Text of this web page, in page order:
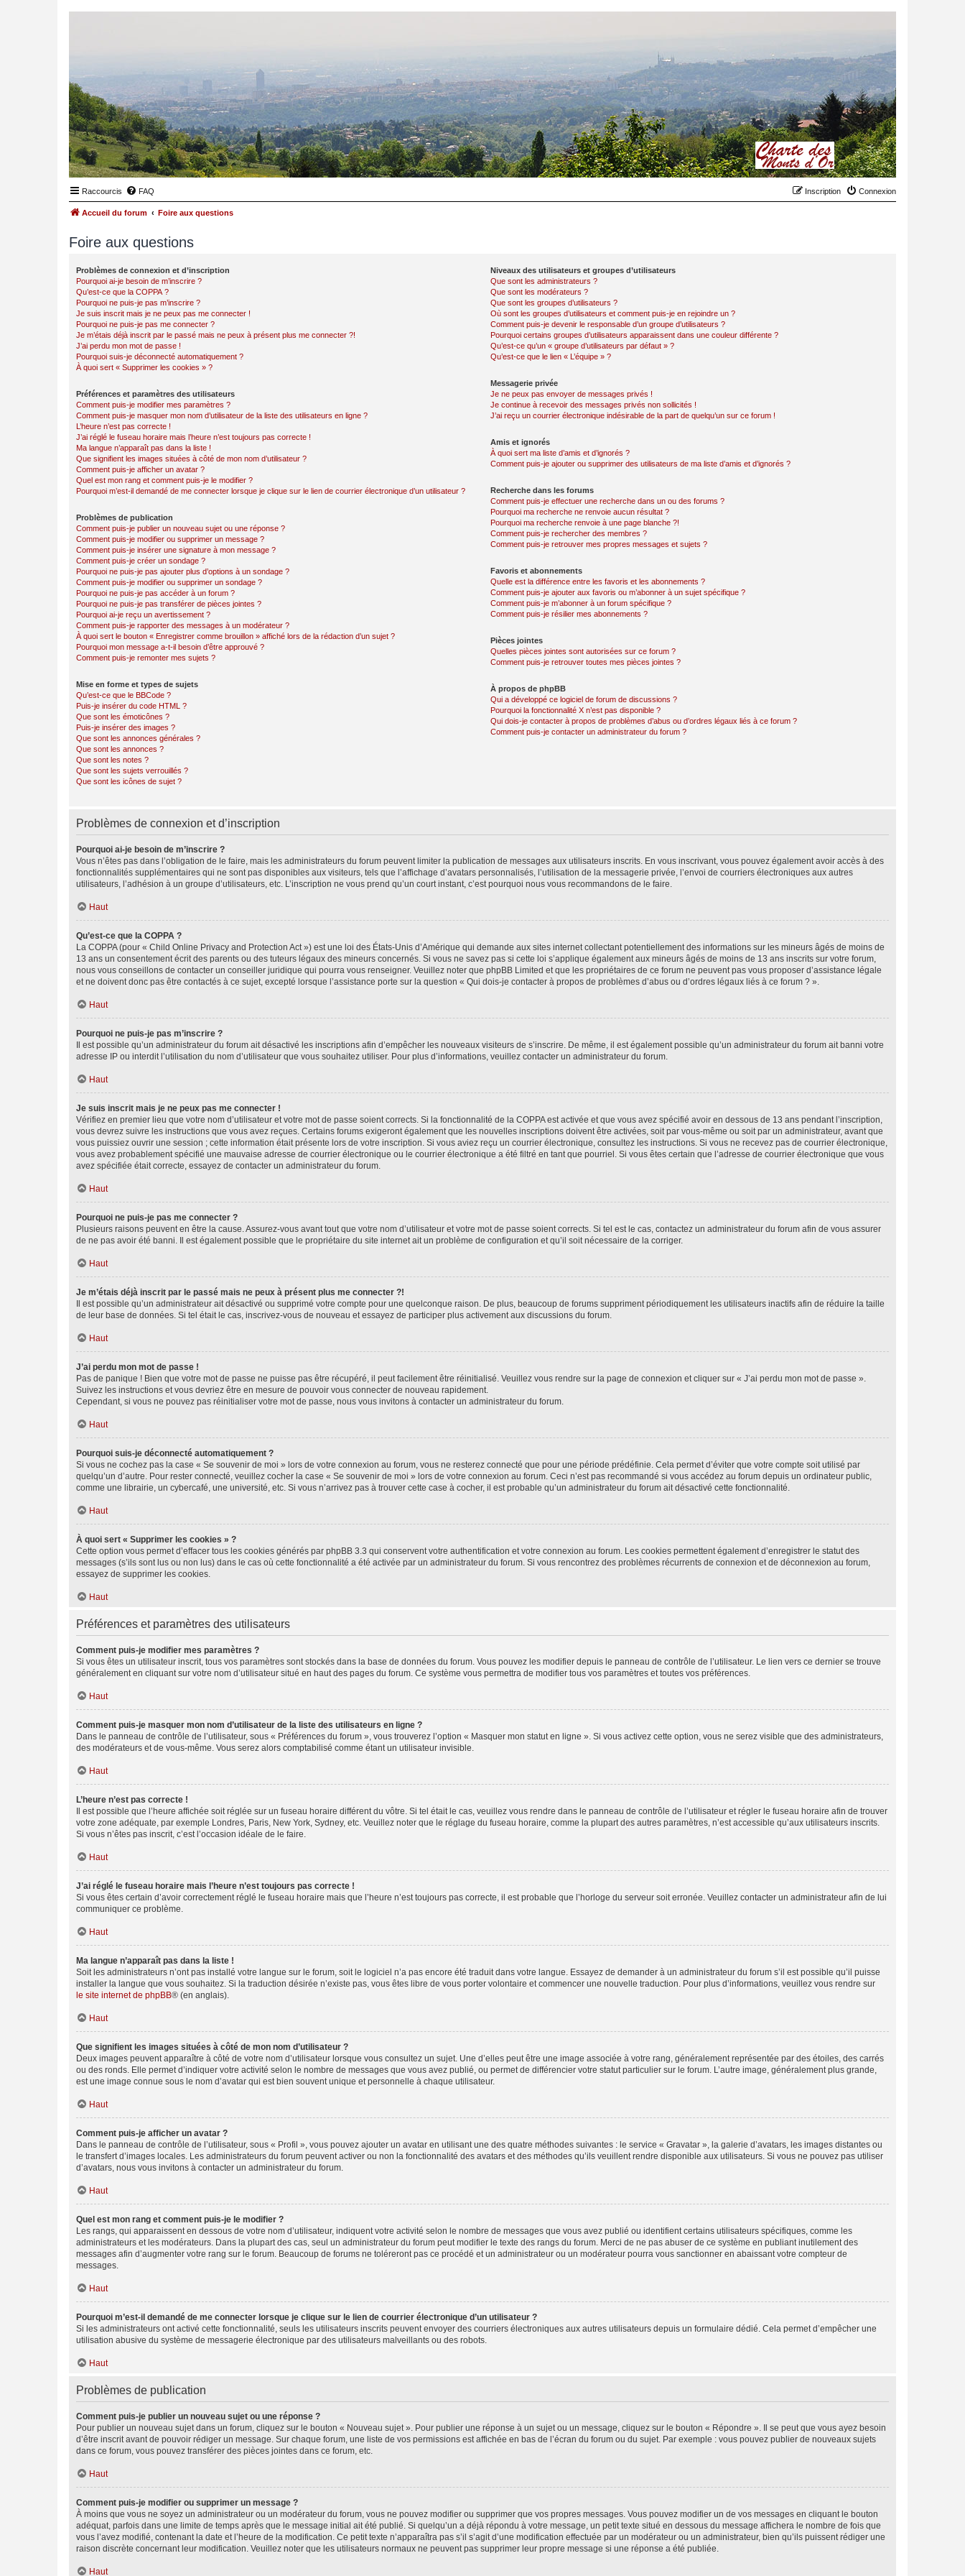
Raccourcis FAQ Connexion
Inscription
Accueil du forum Foire aux questions
Foire aux questions
Problèmes de connexion et d’inscription
Pourquoi ai-je besoin de m’inscrire ?
Qu’est-ce que la COPPA ?
Pourquoi ne puis-je pas m’inscrire ?
Je suis inscrit mais je ne peux pas me connecter !
Pourquoi ne puis-je pas me connecter ?
Je m’étais déjà inscrit par le passé mais ne peux à présent plus me connecter ?!
J’ai perdu mon mot de passe !
Pourquoi suis-je déconnecté automatiquement ?
À quoi sert « Supprimer les cookies » ?
Préférences et paramètres des utilisateurs
Comment puis-je modifier mes paramètres ?
Comment puis-je masquer mon nom d’utilisateur de la liste des utilisateurs en ligne ?
L’heure n’est pas correcte !
J’ai réglé le fuseau horaire mais l’heure n’est toujours pas correcte !
Ma langue n’apparaît pas dans la liste !
Que signifient les images situées à côté de mon nom d’utilisateur ?
Comment puis-je afficher un avatar ?
Quel est mon rang et comment puis-je le modifier ?
Pourquoi m’est-il demandé de me connecter lorsque je clique sur le lien de courrier électronique d’un utilisateur ?
Problèmes de publication
Comment puis-je publier un nouveau sujet ou une réponse ?
Comment puis-je modifier ou supprimer un message ?
Comment puis-je insérer une signature à mon message ?
Comment puis-je créer un sondage ?
Pourquoi ne puis-je pas ajouter plus d’options à un sondage ?
Comment puis-je modifier ou supprimer un sondage ?
Pourquoi ne puis-je pas accéder à un forum ?
Pourquoi ne puis-je pas transférer de pièces jointes ?
Pourquoi ai-je reçu un avertissement ?
Comment puis-je rapporter des messages à un modérateur ?
À quoi sert le bouton « Enregistrer comme brouillon » affiché lors de la rédaction d’un sujet ?
Pourquoi mon message a-t-il besoin d’être approuvé ?
Comment puis-je remonter mes sujets ?
Mise en forme et types de sujets
Qu’est-ce que le BBCode ?
Puis-je insérer du code HTML ?
Que sont les émoticônes ?
Puis-je insérer des images ?
Que sont les annonces générales ?
Que sont les annonces ?
Que sont les notes ?
Que sont les sujets verrouillés ?
Que sont les icônes de sujet ?
Niveaux des utilisateurs et groupes d’utilisateurs
Que sont les administrateurs ?
Que sont les modérateurs ?
Que sont les groupes d’utilisateurs ?
Où sont les groupes d’utilisateurs et comment puis-je en rejoindre un ?
Comment puis-je devenir le responsable d’un groupe d’utilisateurs ?
Pourquoi certains groupes d’utilisateurs apparaissent dans une couleur différente ?
Qu’est-ce qu’un « groupe d’utilisateurs par défaut » ?
Qu’est-ce que le lien « L’équipe » ?
Messagerie privée
Je ne peux pas envoyer de messages privés !
Je continue à recevoir des messages privés non sollicités !
J’ai reçu un courrier électronique indésirable de la part de quelqu’un sur ce forum !
Amis et ignorés
À quoi sert ma liste d’amis et d’ignorés ?
Comment puis-je ajouter ou supprimer des utilisateurs de ma liste d’amis et d’ignorés ?
Recherche dans les forums
Comment puis-je effectuer une recherche dans un ou des forums ?
Pourquoi ma recherche ne renvoie aucun résultat ?
Pourquoi ma recherche renvoie à une page blanche ?!
Comment puis-je rechercher des membres ?
Comment puis-je retrouver mes propres messages et sujets ?
Favoris et abonnements
Quelle est la différence entre les favoris et les abonnements ?
Comment puis-je ajouter aux favoris ou m’abonner à un sujet spécifique ?
Comment puis-je m’abonner à un forum spécifique ?
Comment puis-je résilier mes abonnements ?
Pièces jointes
Quelles pièces jointes sont autorisées sur ce forum ?
Comment puis-je retrouver toutes mes pièces jointes ?
À propos de phpBB
Qui a développé ce logiciel de forum de discussions ?
Pourquoi la fonctionnalité X n’est pas disponible ?
Qui dois-je contacter à propos de problèmes d’abus ou d’ordres légaux liés à ce forum ?
Comment puis-je contacter un administrateur du forum ?
Problèmes de connexion et d’inscription
Pourquoi ai-je besoin de m’inscrire ?
Vous n’êtes pas dans l’obligation de le faire, mais les administrateurs du forum peuvent limiter la publication de messages aux utilisateurs inscrits. En vous inscrivant, vous pouvez également avoir accès à des
fonctionnalités supplémentaires qui ne sont pas disponibles aux visiteurs, tels que l’affichage d’avatars personnalisés, l’utilisation de la messagerie privée, l’envoi de courriers électroniques aux autres
utilisateurs, l’adhésion à un groupe d’utilisateurs, etc. L’inscription ne vous prend qu’un court instant, c’est pourquoi nous vous recommandons de le faire.
Haut
Qu’est-ce que la COPPA ?
La COPPA (pour « Child Online Privacy and Protection Act ») est une loi des États-Unis d’Amérique qui demande aux sites internet collectant potentiellement des informations sur les mineurs âgés de moins de
13 ans un consentement écrit des parents ou des tuteurs légaux des mineurs concernés. Si vous ne savez pas si cette loi s’applique également aux mineurs âgés de moins de 13 ans inscrits sur votre forum,
nous vous conseillons de contacter un conseiller juridique qui pourra vous renseigner. Veuillez noter que phpBB Limited et que les propriétaires de ce forum ne peuvent pas vous proposer d’assistance légale
et ne doivent donc pas être contactés à ce sujet, excepté lorsque l’assistance porte sur la question « Qui dois-je contacter à propos de problèmes d’abus ou d’ordres légaux liés à ce forum ? ».
Haut
Pourquoi ne puis-je pas m’inscrire ?
Il est possible qu’un administrateur du forum ait désactivé les inscriptions afin d’empêcher les nouveaux visiteurs de s’inscrire. De même, il est également possible qu’un administrateur du forum ait banni votre
adresse IP ou interdit l’utilisation du nom d’utilisateur que vous souhaitez utiliser. Pour plus d’informations, veuillez contacter un administrateur du forum.
Haut
Je suis inscrit mais je ne peux pas me connecter !
Vérifiez en premier lieu que votre nom d’utilisateur et votre mot de passe soient corrects. Si la fonctionnalité de la COPPA est activée et que vous avez spécifié avoir en dessous de 13 ans pendant l’inscription,
vous devrez suivre les instructions que vous avez reçues. Certains forums exigeront également que les nouvelles inscriptions doivent être activées, soit par vous-même ou soit par un administrateur, avant que
vous puissiez ouvrir une session ; cette information était présente lors de votre inscription. Si vous aviez reçu un courrier électronique, consultez les instructions. Si vous ne recevez pas de courrier électronique,
vous avez probablement spécifié une mauvaise adresse de courrier électronique ou le courrier électronique a été filtré en tant que pourriel. Si vous êtes certain que l’adresse de courrier électronique que vous
avez spécifiée était correcte, essayez de contacter un administrateur du forum.
Haut
Pourquoi ne puis-je pas me connecter ?
Plusieurs raisons peuvent en être la cause. Assurez-vous avant tout que votre nom d’utilisateur et votre mot de passe soient corrects. Si tel est le cas, contactez un administrateur du forum afin de vous assurer
de ne pas avoir été banni. Il est également possible que le propriétaire du site internet ait un problème de configuration et qu’il soit nécessaire de la corriger.
Haut
Je m’étais déjà inscrit par le passé mais ne peux à présent plus me connecter ?!
Il est possible qu’un administrateur ait désactivé ou supprimé votre compte pour une quelconque raison. De plus, beaucoup de forums suppriment périodiquement les utilisateurs inactifs afin de réduire la taille
de leur base de données. Si tel était le cas, inscrivez-vous de nouveau et essayez de participer plus activement aux discussions du forum.
Haut
J’ai perdu mon mot de passe !
Pas de panique ! Bien que votre mot de passe ne puisse pas être récupéré, il peut facilement être réinitialisé. Veuillez vous rendre sur la page de connexion et cliquer sur « J’ai perdu mon mot de passe ».
Suivez les instructions et vous devriez être en mesure de pouvoir vous connecter de nouveau rapidement.
Cependant, si vous ne pouvez pas réinitialiser votre mot de passe, nous vous invitons à contacter un administrateur du forum.
Haut
Pourquoi suis-je déconnecté automatiquement ?
Si vous ne cochez pas la case « Se souvenir de moi » lors de votre connexion au forum, vous ne resterez connecté que pour une période prédéfinie. Cela permet d’éviter que votre compte soit utilisé par
quelqu’un d’autre. Pour rester connecté, veuillez cocher la case « Se souvenir de moi » lors de votre connexion au forum. Ceci n’est pas recommandé si vous accédez au forum depuis un ordinateur public,
comme une librairie, un cybercafé, une université, etc. Si vous n’arrivez pas à trouver cette case à cocher, il est probable qu’un administrateur du forum ait désactivé cette fonctionnalité.
Haut
À quoi sert « Supprimer les cookies » ?
Cette option vous permet d’effacer tous les cookies générés par phpBB 3.3 qui conservent votre authentification et votre connexion au forum. Les cookies permettent également d’enregistrer le statut des
messages (s’ils sont lus ou non lus) dans le cas où cette fonctionnalité a été activée par un administrateur du forum. Si vous rencontrez des problèmes récurrents de connexion et de déconnexion au forum,
essayez de supprimer les cookies.
Haut
Préférences et paramètres des utilisateurs
Comment puis-je modifier mes paramètres ?
Si vous êtes un utilisateur inscrit, tous vos paramètres sont stockés dans la base de données du forum. Vous pouvez les modifier depuis le panneau de contrôle de l’utilisateur. Le lien vers ce dernier se trouve
généralement en cliquant sur votre nom d’utilisateur situé en haut des pages du forum. Ce système vous permettra de modifier tous vos paramètres et toutes vos préférences.
Haut
Comment puis-je masquer mon nom d’utilisateur de la liste des utilisateurs en ligne ?
Dans le panneau de contrôle de l’utilisateur, sous « Préférences du forum », vous trouverez l’option « Masquer mon statut en ligne ». Si vous activez cette option, vous ne serez visible que des administrateurs,
des modérateurs et de vous-même. Vous serez alors comptabilisé comme étant un utilisateur invisible.
Haut
L’heure n’est pas correcte !
Il est possible que l’heure affichée soit réglée sur un fuseau horaire différent du vôtre. Si tel était le cas, veuillez vous rendre dans le panneau de contrôle de l’utilisateur et régler le fuseau horaire afin de trouver
votre zone adéquate, par exemple Londres, Paris, New York, Sydney, etc. Veuillez noter que le réglage du fuseau horaire, comme la plupart des autres paramètres, n’est accessible qu’aux utilisateurs inscrits.
Si vous n’êtes pas inscrit, c’est l’occasion idéale de le faire.
Haut
J’ai réglé le fuseau horaire mais l’heure n’est toujours pas correcte !
Si vous êtes certain d’avoir correctement réglé le fuseau horaire mais que l’heure n’est toujours pas correcte, il est probable que l’horloge du serveur soit erronée. Veuillez contacter un administrateur afin de lui
communiquer ce problème.
Haut
Ma langue n’apparaît pas dans la liste !
Soit les administrateurs n’ont pas installé votre langue sur le forum, soit le logiciel n’a pas encore été traduit dans votre langue. Essayez de demander à un administrateur du forum s’il est possible qu’il puisse
installer la langue que vous souhaitez. Si la traduction désirée n’existe pas, vous êtes libre de vous porter volontaire et commencer une nouvelle traduction. Pour plus d’informations, veuillez vous rendre sur
le site internet de phpBB® (en anglais).
Haut
Que signifient les images situées à côté de mon nom d’utilisateur ?
Deux images peuvent apparaître à côté de votre nom d’utilisateur lorsque vous consultez un sujet. Une d’elles peut être une image associée à votre rang, généralement représentée par des étoiles, des carrés
ou des ronds. Elle permet d’indiquer votre activité selon le nombre de messages que vous avez publié, ou permet de différencier votre statut particulier sur le forum. L’autre image, généralement plus grande,
est une image connue sous le nom d’avatar qui est bien souvent unique et personnelle à chaque utilisateur.
Haut
Comment puis-je afficher un avatar ?
Dans le panneau de contrôle de l’utilisateur, sous « Profil », vous pouvez ajouter un avatar en utilisant une des quatre méthodes suivantes : le service « Gravatar », la galerie d’avatars, les images distantes ou
le transfert d’images locales. Les administrateurs du forum peuvent activer ou non la fonctionnalité des avatars et des méthodes qu’ils veuillent rendre disponible aux utilisateurs. Si vous ne pouvez pas utiliser
d’avatars, nous vous invitons à contacter un administrateur du forum.
Haut
Quel est mon rang et comment puis-je le modifier ?
Les rangs, qui apparaissent en dessous de votre nom d’utilisateur, indiquent votre activité selon le nombre de messages que vous avez publié ou identifient certains utilisateurs spécifiques, comme les
administrateurs et les modérateurs. Dans la plupart des cas, seul un administrateur du forum peut modifier le texte des rangs du forum. Merci de ne pas abuser de ce système en publiant inutilement des
messages afin d’augmenter votre rang sur le forum. Beaucoup de forums ne toléreront pas ce procédé et un administrateur ou un modérateur pourra vous sanctionner en abaissant votre compteur de
messages.
Haut
Pourquoi m’est-il demandé de me connecter lorsque je clique sur le lien de courrier électronique d’un utilisateur ?
Si les administrateurs ont activé cette fonctionnalité, seuls les utilisateurs inscrits peuvent envoyer des courriers électroniques aux autres utilisateurs depuis un formulaire dédié. Cela permet d’empêcher une
utilisation abusive du système de messagerie électronique par des utilisateurs malveillants ou des robots.
Haut
Problèmes de publication
Comment puis-je publier un nouveau sujet ou une réponse ?
Pour publier un nouveau sujet dans un forum, cliquez sur le bouton « Nouveau sujet ». Pour publier une réponse à un sujet ou un message, cliquez sur le bouton « Répondre ». Il se peut que vous ayez besoin
d’être inscrit avant de pouvoir rédiger un message. Sur chaque forum, une liste de vos permissions est affichée en bas de l’écran du forum ou du sujet. Par exemple : vous pouvez publier de nouveaux sujets
dans ce forum, vous pouvez transférer des pièces jointes dans ce forum, etc.
Haut
Comment puis-je modifier ou supprimer un message ?
À moins que vous ne soyez un administrateur ou un modérateur du forum, vous ne pouvez modifier ou supprimer que vos propres messages. Vous pouvez modifier un de vos messages en cliquant le bouton
adéquat, parfois dans une limite de temps après que le message initial ait été publié. Si quelqu’un a déjà répondu à votre message, un petit texte situé en dessous du message affichera le nombre de fois que
vous l’avez modifié, contenant la date et l’heure de la modification. Ce petit texte n’apparaîtra pas s’il s’agit d’une modification effectuée par un modérateur ou un administrateur, bien qu’ils puissent rédiger une
raison discrète concernant leur modification. Veuillez noter que les utilisateurs normaux ne peuvent pas supprimer leur propre message si une réponse a été publiée.
Haut